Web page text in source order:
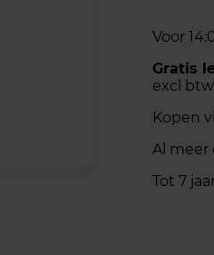
Voor
Gratis
excl btw
Kopen
Al meer
Tot 7